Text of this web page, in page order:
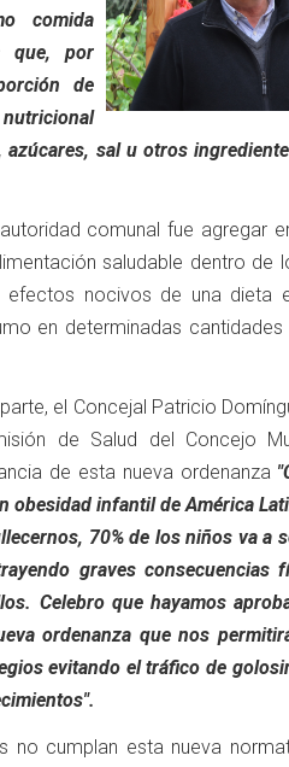
comida
que, por
de
sal u otros
comunal fue agregar
saludable dentro de
nocivos de una dieta
en determinadas cantidades
el Concejal Patricio
de Salud del Concejo
de esta nueva ordenanza
obesidad infantil de América
70% de los niños va a
graves consecuencias
Celebro que hayamos
ordenanza que nos
evitando el tráfico de
no cumplan esta nueva